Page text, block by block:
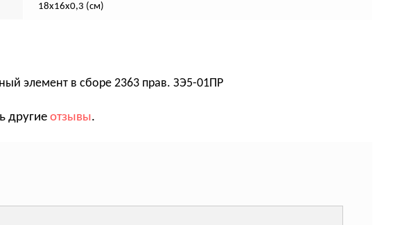
18х16х0,3 (см)
элемент в сборе 2363 прав. ЗЭ5-01ПР
другие отзывы.